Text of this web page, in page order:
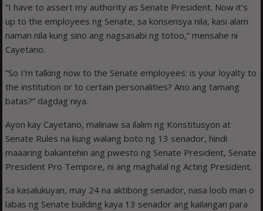
“I have to assert my authority as Senate President. Now it’s
up to the employees ng Senate, sa konsensya nila, kasi alam
naman nila kung sino ang nagsasabi ng totoo,” mensahe ni
Cayetano.
“So I’m talking now to the Senate employees: is your loyalty to
the institution or to certain personalities? Ano ang tamang
batas?” dagdag niya.
Ayon kay Cayetano, malinaw sa ilalim ng Konstitusyon at
Senate Rules na kung walang boto ng 13 senador, hindi
maaaring bakantehin ang pwesto ng Senate President, Senate
President Pro Tempore, ni ang maghalal ng Acting President.
Sa kasalukuyan, may 24 na aktibong senador, nasa loob man o
labas ng Senate building kaya 13 senador ang kailangan para